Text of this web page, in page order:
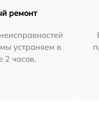
ремонт
устраняем в
2 часов.